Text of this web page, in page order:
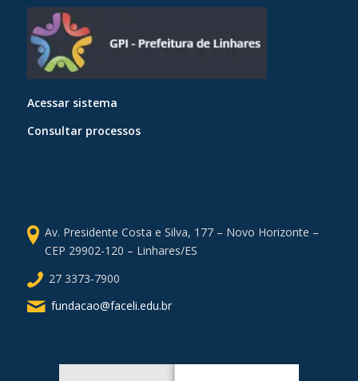
Acessar sistema
Consultar processos
Av. Presidente Costa e Silva, 177 – Novo Horizonte –
CEP 29902-120 – Linhares/ES
27 3373-7900
fundacao@faceli.edu.br